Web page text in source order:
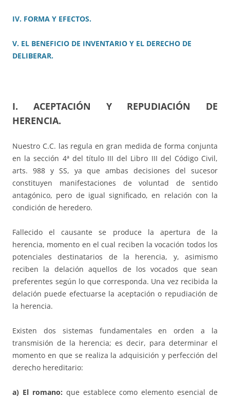
IV. FORMA Y EFECTOS.
V. EL BENEFICIO DE INVENTARIO Y EL DERECHO DE
DELIBERAR.
I. ACEPTACIÓN Y REPUDIACIÓN DE
HERENCIA.
Nuestro C.C. las regula en gran medida de forma conjunta
en la sección 4ª del título III del Libro III del Código Civil,
arts. 988 y SS, ya que ambas decisiones del sucesor
constituyen manifestaciones de voluntad de sentido
antagónico, pero de igual significado, en relación con la
condición de heredero.
Fallecido el causante se produce la apertura de la
herencia, momento en el cual reciben la vocación todos los
potenciales destinatarios de la herencia, y, asimismo
reciben la delación aquellos de los vocados que sean
preferentes según lo que corresponda. Una vez recibida la
delación puede efectuarse la aceptación o repudiación de
la herencia.
Existen dos sistemas fundamentales en orden a la
transmisión de la herencia; es decir, para determinar el
momento en que se realiza la adquisición y perfección del
derecho hereditario:
a) El romano: que establece como elemento esencial de